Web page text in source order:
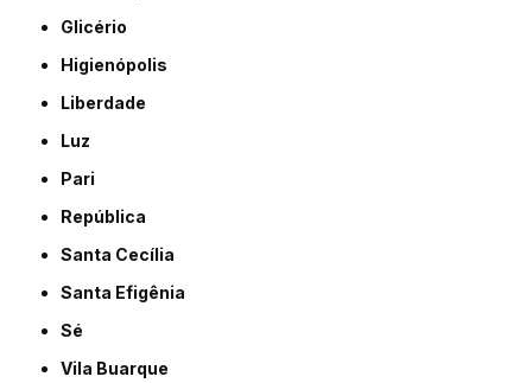
Glicério
Higienópolis
Liberdade
Luz
Pari
República
Santa Cecília
Santa Efigênia
Sé
Vila Buarque